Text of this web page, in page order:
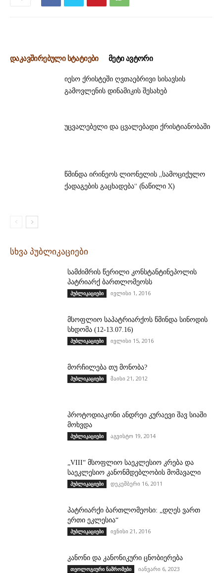
დაკავშირებული სტატიები მეტი ავტორი
იესო ქრისტეში ღვთაებრივი სისავსის
გამოვლენის დინამიკის შესახებ
უცვალებელი და ცვალებადი ქრისტიანობაში
წმინდა ირინეოს ლიონელის „სამოციქულო
ქადაგების გაცხადება“ (ნაწილი X)
სხვა პუბლიკაციები
სამძიმრის წერილი კონსტანტინეპოლის
პატრიარქ ბართლომეოსს
პუბლიკაციები ივლისი 1, 2016
მსოფლიო საპატრიარქოს წმინდა სინოდის
სხდომა (12-13.07.16)
პუბლიკაციები ივლისი 15, 2016
მორჩილება თუ მონობა?
პუბლიკაციები მაისი 21, 2012
პროტოდიაკონი ანდრეი კურაევი შავ სიაში
მოხვდა
პუბლიკაციები აგვისტო 19, 2014
„VIII“ მსოფლიო საეკლესიო კრება და
საეკლესიო კანონმდებლობის მომავალი
პუბლიკაციები დეკემბერი 16, 2011
პატრიარქი ბართლომეოსი: „დღეს ვართ
ერთი ეკლესია“
პუბლიკაციები ივნისი 21, 2016
კანონი და კანონიკური ცნობიერება
თეოლოგიური ნაშრომები იანვარი 6, 2023